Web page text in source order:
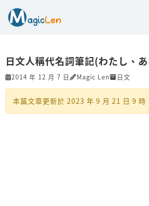
日文人稱代名詞筆記(わたし、
2014 年 12 月 7 日 Magic Len 日文
本篇文章更新於 2023 年 9 月 21 日 9 時